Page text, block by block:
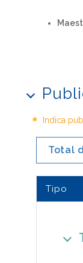
* Indica
Total
Tipo